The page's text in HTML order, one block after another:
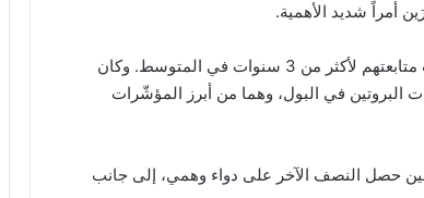
أمراً شديد الأهمية.
وشملت الدراسة 1584 بالغاً مصابين بمرض الكلى المزمن، جرت متابعتهم لأكثر من 3 سنوات في المتوسط. وكان
البروتين في البول، وهما من أبرز المؤشّرات
حصل النصف الآخر على دواء وهمي، إلى جانب